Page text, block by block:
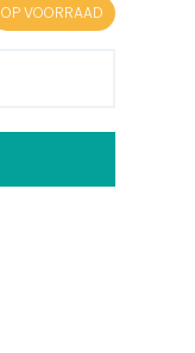
OP VOORRAAD